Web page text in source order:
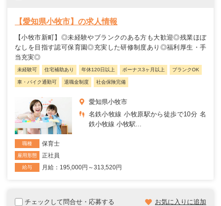
【愛知県小牧市】の求人情報
【小牧市新町】◎未経験やブランクのある方も大歓迎◎残業ほぼ
なしを目指す認可保育園◎充実した研修制度あり◎福利厚生・手
当充実◎
未経験可 住宅補助あり 年休120日以上 ボーナス3ヶ月以上 ブランクOK
車・バイク通勤可 退職金制度 社会保険完備
愛知県小牧市
名鉄小牧線 小牧原駅から徒歩で10分 名
鉄小牧線 小牧駅...
職種 保育士
雇用形態 正社員
給与 月給：195,000円～313,520円
チェックして問合せ・応募する お気に入りに追加